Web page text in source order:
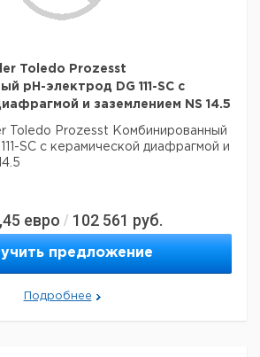
Toledo Prozesst
pH-электрод DG 111-SC с
и заземлением NS 14.5
Toledo Prozesst Комбинированный
SC с керамической диафрагмой и
евро / 102 561 руб.
предложение
Подробнее